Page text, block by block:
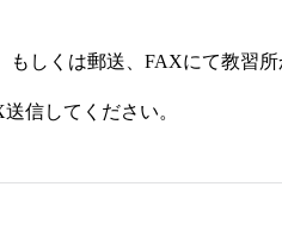
しくは郵送、FAXにて教習所
信してください。